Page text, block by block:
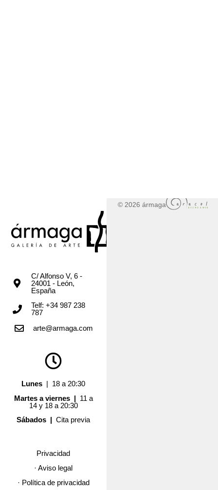
C/ Alfonso V, 6 -
24001 - León,
España
Telf: +34 987 238
787
arte@armaga.com
Lunes | 18 a 20:30
Martes a viernes | 11 a
14 y 18 a 20:30
Sábados |Cita previa
Privacidad
· Aviso legal
· Política de privacidad
© 2026 ármaga